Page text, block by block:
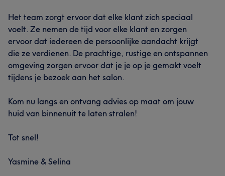
Het team zorgt ervoor dat elke klant zich speciaal
voelt. Ze nemen de tijd voor elke klant en zorgen
ervoor dat iedereen de persoonlijke aandacht krijgt
die ze verdienen. De prachtige, rustige en ontspannen
omgeving zorgen ervoor dat je je op je gemakt voelt
tijdens je bezoek aan het salon.
Kom nu langs en ontvang advies op maat om jouw
huid van binnenuit te laten stralen!
Tot snel!
Yasmine & Selina